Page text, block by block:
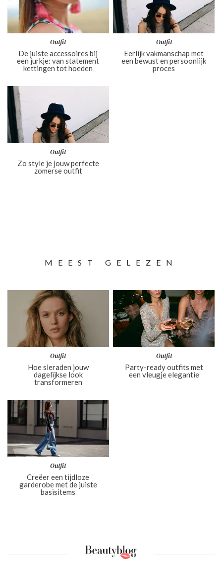
Outfit
De juiste accessoires bij
een jurkje: van statement
kettingen tot hoeden
Outfit
Eerlijk vakmanschap met
een bewust en persoonlijk
proces
Outfit
Zo style je jouw perfecte
zomerse outfit
MEEST GELEZEN
Outfit
Hoe sieraden jouw
dagelijkse look
transformeren
Outfit
Party-ready outfits met
een vleugje elegantie
Outfit
Creëer een tijdloze
garderobe met de juiste
basisitems